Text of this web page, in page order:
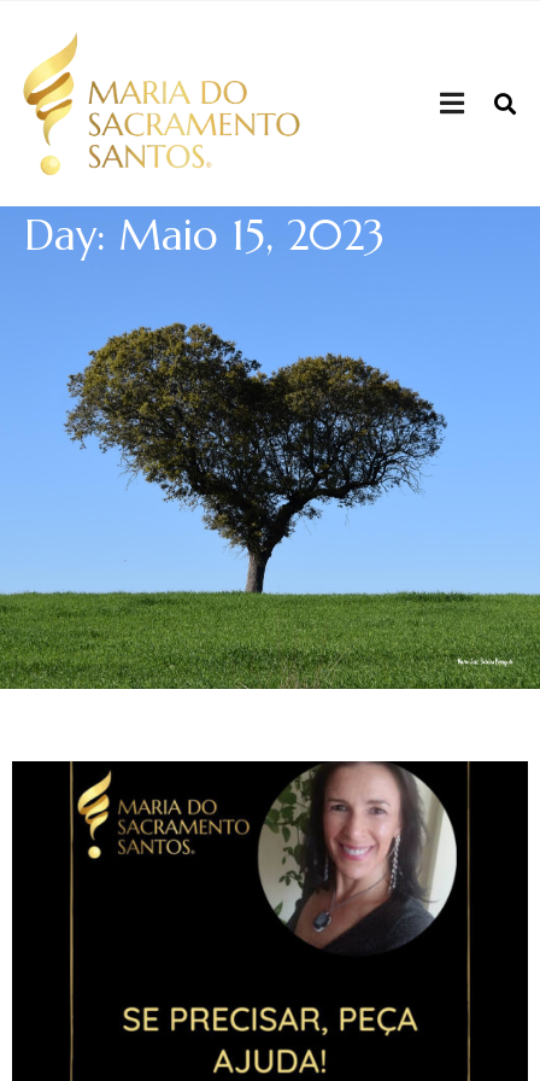
Day: Maio 15, 2023
Quem sou
Sou mulher, mãe, filha, irmã, tia, cunhada, amiga,
colega, uma humana.
Corria o ano de 1970 quando nasci, fruto de um Amor
de uma alfacinha com um laurentino, em
Moçambique. Com 4 anos vim para a metrópole e
iniciou-se uma nova fase para toda a família, à
semelhança de tantas outras famílias. Iniciei o
A licenciatura em Relações Públicas e Publicidade
fez-me voltar por uns anos a Lisboa, e seguidamente
voltei a Moçambique para uma experiência de ano e
meio a viver fora, lecionando e trabalhando numa
agência de publicidade em Maputo.
Regressei a Portugal ano e meio depois, e a Vida
mãe, trabalhei em coordenação de formação
profissional, projetos comunitários e agências de